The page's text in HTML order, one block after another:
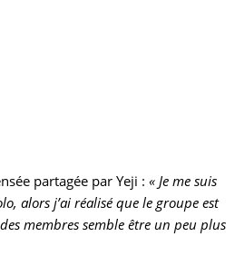
partagée par Yeji : « Je me suis
alors j’ai réalisé que le groupe est
membres semble être un peu plus